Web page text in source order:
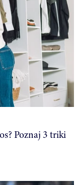
Poznaj 3 triki